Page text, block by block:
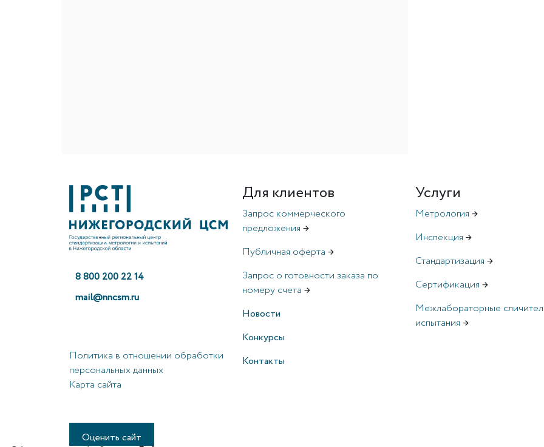
8 800 200 22 14
mail@nncsm.ru
Политика в отношении обработки
персональных данных
Карта сайта
Для клиентов
Запрос коммерческого
предложения →
Публичная оферта →
Запрос о готовности заказа по
номеру счета →
Новости
Конкурсы
Контакты
Услуги
Метрология →
Инспекция →
Стандартизация →
Сертификация →
Межлабораторные
испытания →
Оценить сайт